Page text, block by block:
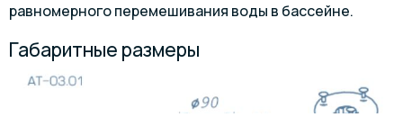
равномерного перемешивания воды в бассейне.
Габаритные размеры